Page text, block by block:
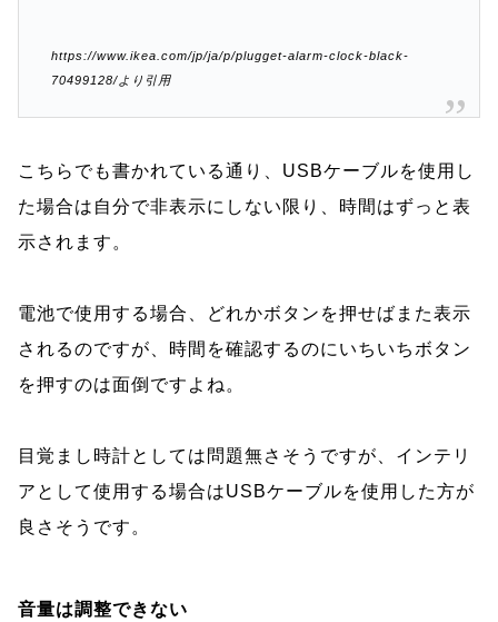
https://www.ikea.com/jp/ja/p/plugget-alarm-clock-black-
70499128/より引用
こちらでも書かれている通り、USBケーブルを使用し
た場合は自分で非表示にしない限り、時間はずっと表
示されます。
電池で使用する場合、どれかボタンを押せばまた表示
されるのですが、時間を確認するのにいちいちボタン
を押すのは面倒ですよね。
目覚まし時計としては問題無さそうですが、インテリ
アとして使用する場合はUSBケーブルを使用した方が
良さそうです。
音量は調整できない